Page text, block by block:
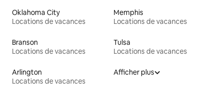
Oklahoma City
Locations de vacances
Memphis
Locations de vacances
Branson
Locations de vacances
Tulsa
Locations de vacances
Arlington
Locations de vacances
Afficher plus